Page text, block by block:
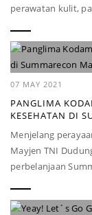
perawatan kulit,
07 MAY 2021
PANGLIMA
KESEHATAN DI
Menjelang
Mayjen TNI
perbelanjaan